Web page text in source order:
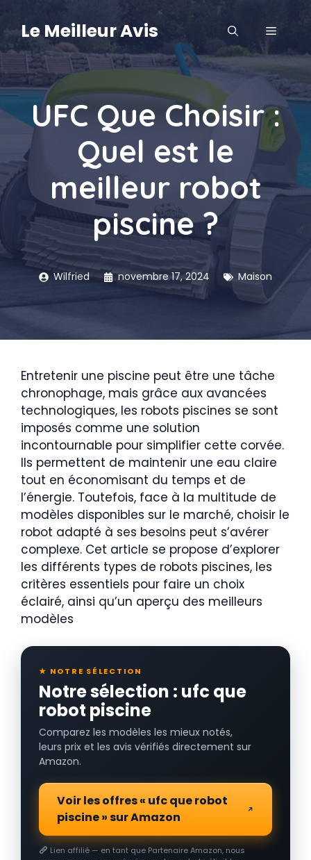
contenu
Le Meilleur Avis MENU
UFC Que Choisir :
Quel est le
meilleur robot
piscine ?
Wilfried novembre 17, 2024 Maison
Entretenir une piscine peut être une tâche
chronophage, mais grâce aux avancées
technologiques, les robots piscines se sont
imposés comme une solution
incontournable pour simplifier cette corvée.
Ils permettent de maintenir une eau claire
tout en économisant du temps et de
l’énergie. Toutefois, face à la multitude de
modèles disponibles sur le marché, choisir le
robot adapté à ses besoins peut s’avérer
complexe. Cet article se propose d’explorer
les différents types de robots piscines, les
critères essentiels pour faire un choix
éclairé, ainsi qu’un aperçu des meilleurs
modèles
★ NOTRE SÉLECTION
Notre sélection : ufc que
robot piscine
Comparez les modèles les mieux notés,
leurs prix et les avis vérifiés directement sur
Amazon.
Voir les offres « ufc que robot
piscine » sur Amazon
Lien affilié — en tant que Partenaire Amazon, nous